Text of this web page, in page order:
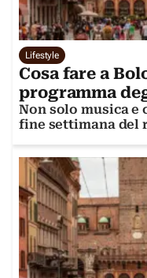
Lifestyle
Cosa fare a
programma
Non solo musica e
fine settimana del